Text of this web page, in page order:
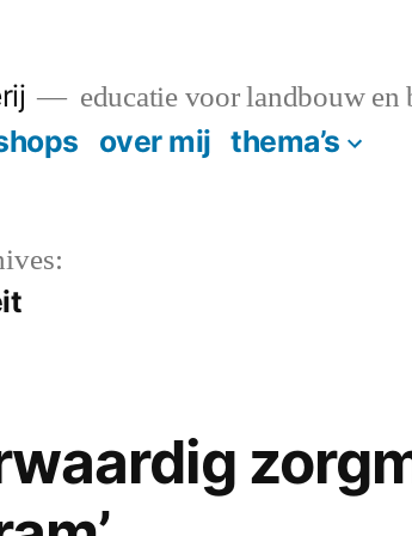
educatie voor landbouw
over mij thema’s